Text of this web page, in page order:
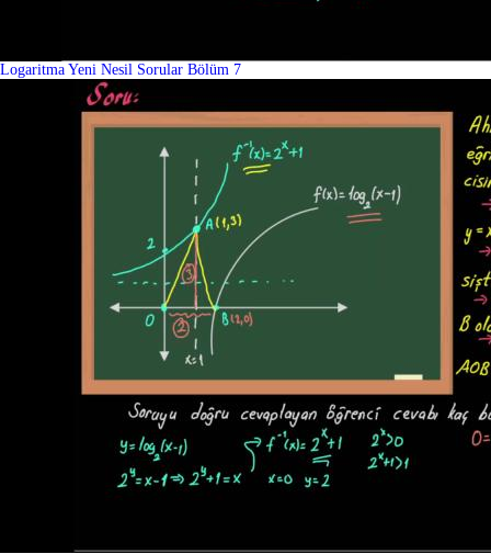
Logaritma Yeni Nesil Sorular Bölüm 7